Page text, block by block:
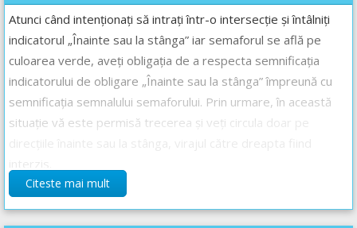
Atunci când intenționați să intrați într-o intersecție și întâlniți
indicatorul „Înainte sau la stânga” iar semaforul se află pe
culoarea verde, aveți obligația de a respecta semnificația
indicatorului de obligare „Înainte sau la stânga” împreună cu
semnificația semnalului semaforului. Prin urmare, în această
situație vă este permisă trecerea și veți circula doar pe
Răspunsul corect este: A
Citeste mai mult